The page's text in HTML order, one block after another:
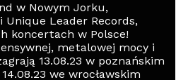
w Nowym Jorku,
Leader Records,
koncertach w Polsce!
metalowej mocy i
13.08.23 w poznańskim
we wrocławskim